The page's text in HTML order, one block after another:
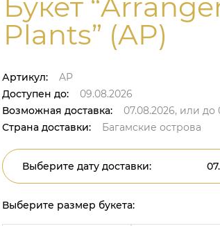
Plants” (AP)
Артикул:
AP
Доступен до:
09.08.2026
Возможная доставка:
07.08.2026, или до
Страна доставки:
Багамские острова
Выберите дату доставки:
Выберите размер букета: